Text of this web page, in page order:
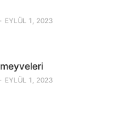
EYLÜL 1, 2023
EYLÜL 1, 2023